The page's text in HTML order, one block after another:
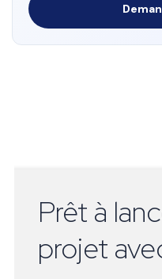
Prêt à
projet